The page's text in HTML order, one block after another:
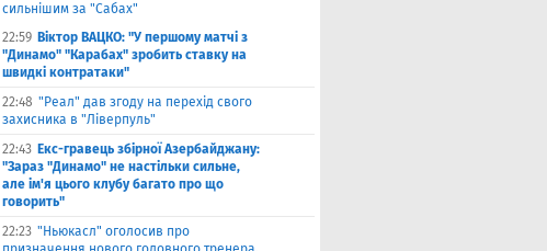
сильнішим за "Сабах"
22:59 Віктор ВАЦКО: "У першому матчі з
"Динамо" "Карабах" зробить ставку на
швидкі контратаки"
22:48 "Реал" дав згоду на перехід свого
захисника в "Ліверпуль"
22:43 Екс-гравець збірної Азербайджану:
"Зараз "Динамо" не настільки сильне,
але ім'я цього клубу багато про що
говорить"
22:23 "Ньюкасл" оголосив про